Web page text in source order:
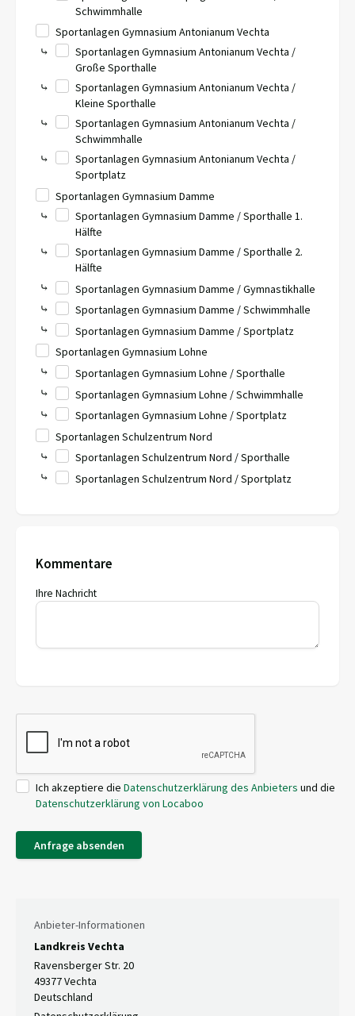
Schwimmhalle
Sportanlagen Gymnasium Antonianum Vechta
⤷
Sportanlagen Gymnasium Antonianum Vechta /
Große Sporthalle
⤷
Sportanlagen Gymnasium Antonianum Vechta /
Kleine Sporthalle
⤷
Sportanlagen Gymnasium Antonianum Vechta /
Schwimmhalle
⤷
Sportanlagen Gymnasium Antonianum Vechta /
Sportplatz
Sportanlagen Gymnasium Damme
⤷
Sportanlagen Gymnasium Damme / Sporthalle 1.
Hälfte
⤷
Sportanlagen Gymnasium Damme / Sporthalle 2.
Hälfte
⤷
Sportanlagen Gymnasium Damme / Gymnastikhalle
⤷
Sportanlagen Gymnasium Damme / Schwimmhalle
⤷
Sportanlagen Gymnasium Damme / Sportplatz
Sportanlagen Gymnasium Lohne
⤷
Sportanlagen Gymnasium Lohne / Sporthalle
⤷
Sportanlagen Gymnasium Lohne / Schwimmhalle
⤷
Sportanlagen Gymnasium Lohne / Sportplatz
Sportanlagen Schulzentrum Nord
⤷
Sportanlagen Schulzentrum Nord / Sporthalle
⤷
Sportanlagen Schulzentrum Nord / Sportplatz
Kommentare
Ihre Nachricht
Ich akzeptiere die Datenschutzerklärung des Anbieters und die
Datenschutzerklärung von Locaboo
Anfrage absenden
Anbieter-Informationen
Landkreis Vechta
Ravensberger Str. 20
49377 Vechta
Deutschland